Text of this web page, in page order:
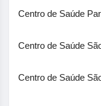
Centro de Saúde
Centro de Saúde
Centro de Saúde